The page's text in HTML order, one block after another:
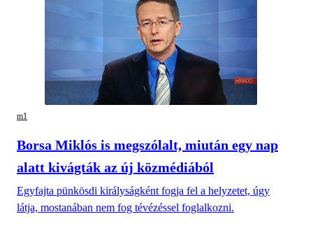
m1
Borsa Miklós is megszólalt, miután egy nap
alatt kivágták az új közmédiából
Egyfajta pünkösdi királyságként fogja fel a helyzetet, úgy
látja, mostanában nem fog tévézéssel foglalkozni.